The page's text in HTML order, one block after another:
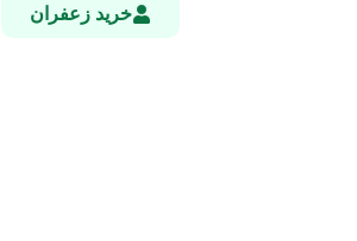
خرید زعفران